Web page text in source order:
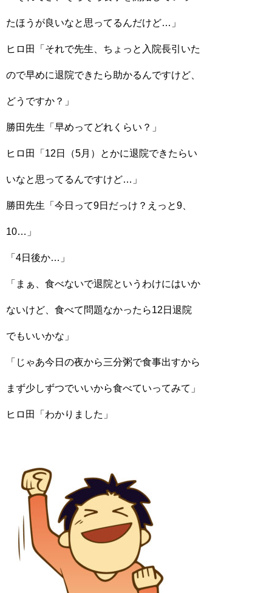
たほうが良いなと思ってるんだけど…」
ヒロ田「それで先生、ちょっと入院長引いた
ので早めに退院できたら助かるんですけど、
どうですか？」
勝田先生「早めってどれくらい？」
ヒロ田「12日（5月）とかに退院できたらい
いなと思ってるんですけど…」
勝田先生「今日って9日だっけ？えっと9、
10…」
「4日後か…」
「まぁ、食べないで退院というわけにはいか
ないけど、食べて問題なかったら12日退院
でもいいかな」
「じゃあ今日の夜から三分粥で食事出すから
まず少しずつでいいから食べていってみて」
ヒロ田「わかりました」